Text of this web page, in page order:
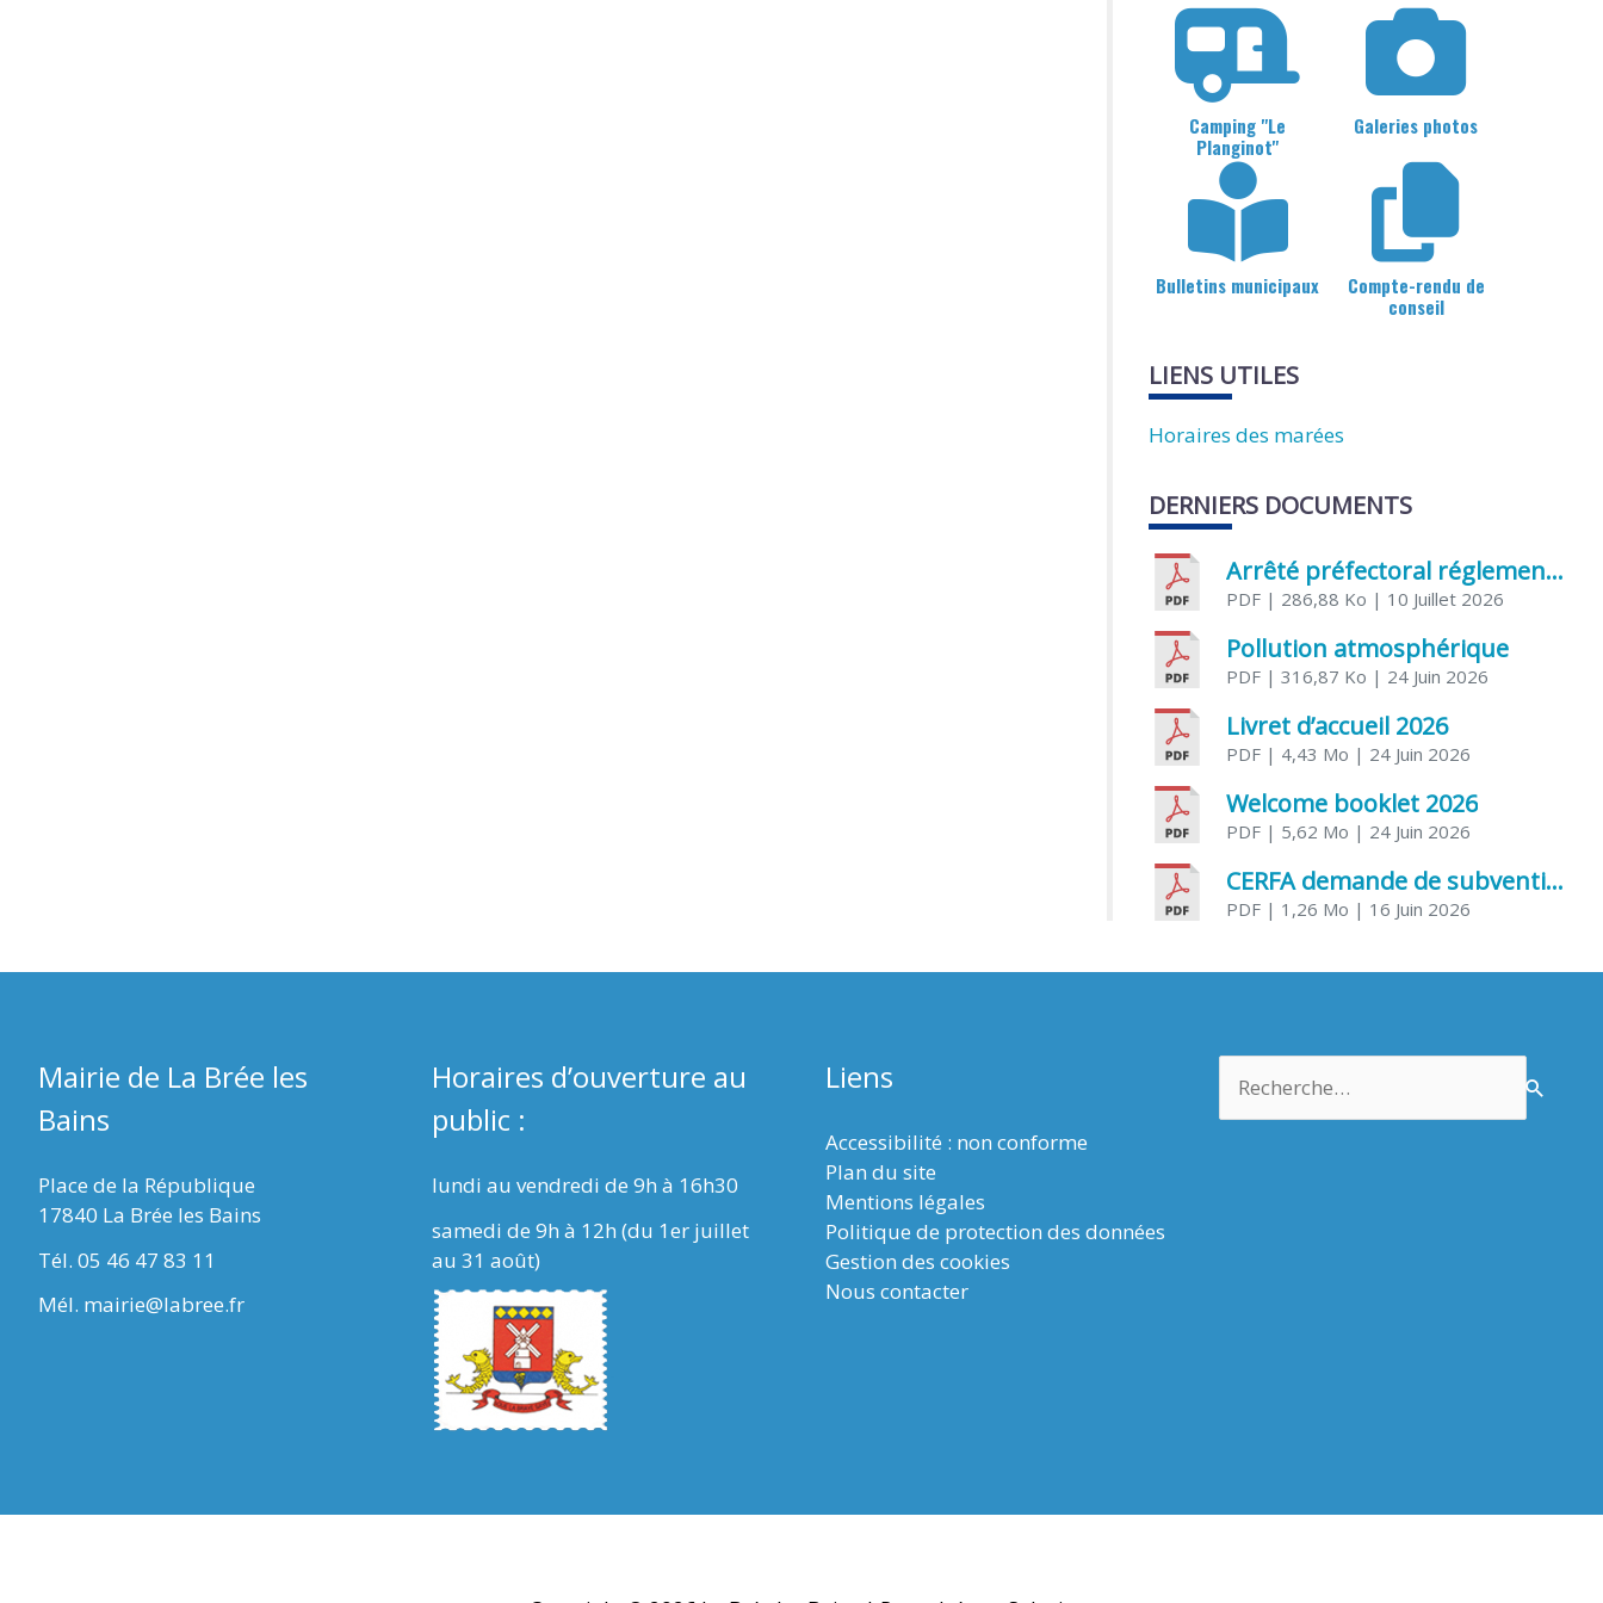
Camping "Le
Planginot"
Galeries photos
Bulletins municipaux
Compte-rendu de
conseil
LIENS UTILES
Horaires des marées
DERNIERS DOCUMENTS
Arrêté préfectoral réglementant l’usage de l’eau
PDF | 286,88 Ko | 10 Juillet 2026
Pollution atmosphérique
PDF | 316,87 Ko | 24 Juin 2026
Livret d’accueil 2026
PDF | 4,43 Mo | 24 Juin 2026
Welcome booklet 2026
PDF | 5,62 Mo | 24 Juin 2026
CERFA demande de subvention association
PDF | 1,26 Mo | 16 Juin 2026
Mairie de La Brée les
Bains
Place de la République
17840 La Brée les Bains
Tél. 05 46 47 83 11
Mél. mairie@labree.fr
Horaires d’ouverture au
public :
lundi au vendredi de 9h à 16h30
samedi de 9h à 12h (du 1er juillet
au 31 août)
Liens
Accessibilité : non conforme
Plan du site
Mentions légales
Politique de protection des données
Gestion des cookies
Nous contacter